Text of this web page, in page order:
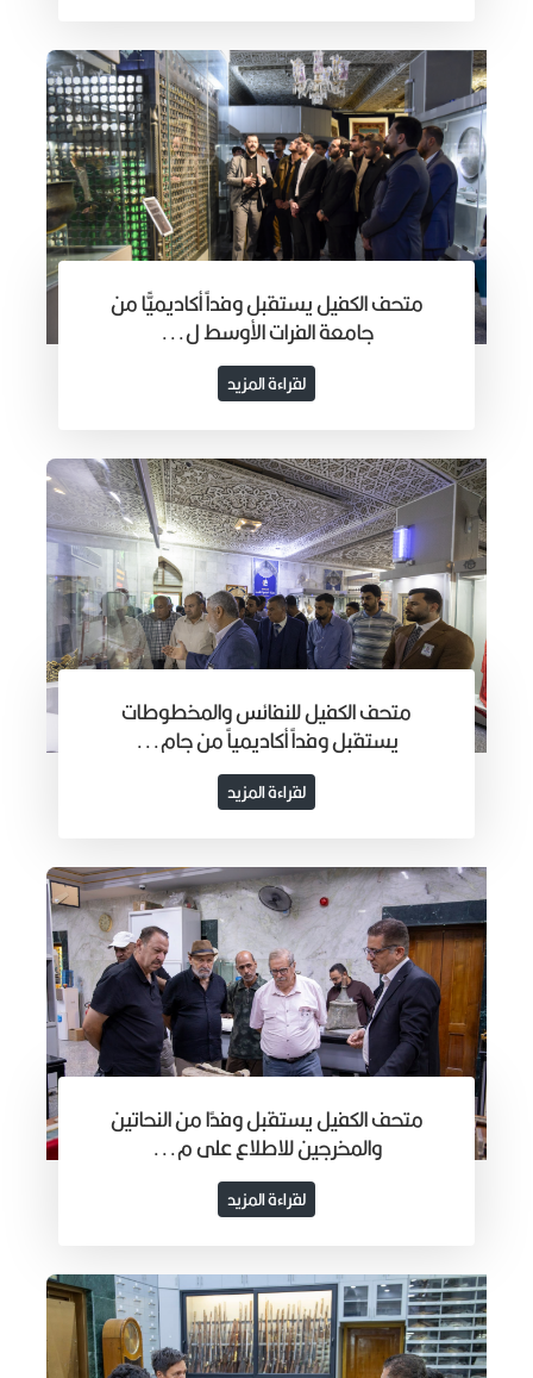
متحف الكفيل يستقبل وفداً أكاديميًّا من
جامعة الفرات الأوسط ل...
لقراءة المزيد
متحف الكفيل للنفائس والمخطوطات
يستقبل وفداً أكاديمياً من جام...
لقراءة المزيد
متحف الكفيل يستقبل وفدًا من النحاتين
والمخرجين للاطلاع على م...
لقراءة المزيد